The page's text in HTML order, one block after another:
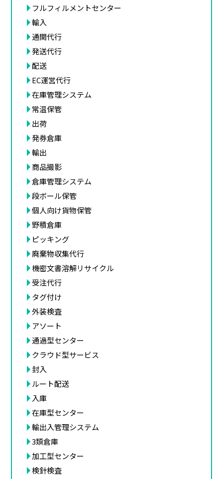
フルフィルメントセンター
輸入
通関代行
発送代行
配送
EC運営代行
在庫管理システム
常温保管
出荷
発券倉庫
輸出
商品撮影
倉庫管理システム
段ボール保管
個人向け貨物保管
野積倉庫
ピッキング
廃棄物収集代行
機密文書溶解リサイクル
受注代行
タグ付け
外装検査
アソート
通過型センター
クラウド型サービス
封入
ルート配送
入庫
在庫型センター
輸出入管理システム
3類倉庫
加工型センター
検針検査